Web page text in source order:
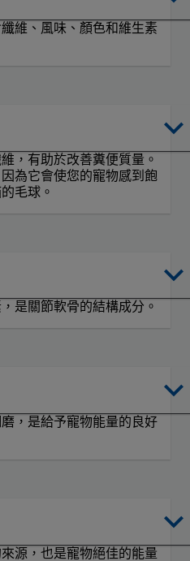
維、風味、顏色和維生素
，有助於改善糞便質量。
為它會使您的寵物感到飽
毛球。
是關節軟骨的結構成分。
，是給予寵物能量的良好
源，也是寵物絕佳的能量